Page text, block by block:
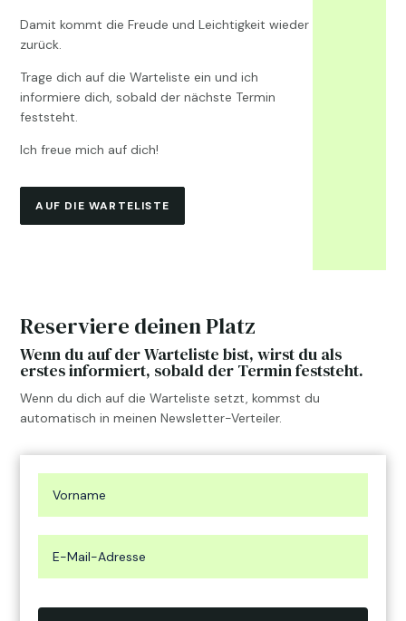
Damit kommt die Freude und Leichtigkeit wieder
zurück.
Trage dich auf die Warteliste ein und ich
informiere dich, sobald der nächste Termin
feststeht.
Ich freue mich auf dich!
AUF DIE WARTELISTE
Reserviere deinen Platz
Wenn du auf der Warteliste bist, wirst du als
erstes informiert, sobald der Termin feststeht.
Wenn du dich auf die Warteliste setzt, kommst du
automatisch in meinen Newsletter-Verteiler.